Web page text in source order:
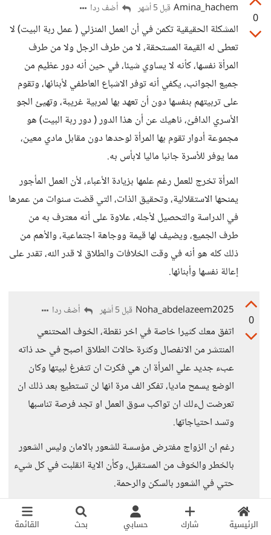
الرئيسية شارك حسابي بحث القائمة
0
Amina_hachem قبل 5 أشهر أضف ردا
المشكلة الحقيقية تكمن في أن العمل المنزلي ( عمل ربة البيت) لا
تعطى له القيمة المستحقة، لا من طرف الرجل ولا من طرف
المرأة نفسها، كأنه لا يساوي شيئا، في حين أنه دور عظيم من
جميع الجوانب، يكفي أنه توفر الاشباع العاطفي لأبنائها، وتقوم
على تربيتهم بنفسها دون أن تعهد بها لمربية غريبة، وتهيئ الجو
الأسري الدافئ، ناهيك عن أن هذا الدور ( دور ربة البيت) هو
مجموعة أدوار تقوم بها المرأة لوحدها دون مقابل مادي معين،
مما يوفر للأسرة جانبا ماليا لابأس به.
المرأة تخرج للعمل رغم علمها بزيادة الأعباء، لأن العمل المأجور
يمنحها الاستقلالية، وتحقيق الذات، التي قضت سنوات من عمرها
في الدراسة والتحصيل لأجله، علاوة على أنه معترف به من
طرف الجميع، ويضيف لها قيمة ووجاهة اجتماعية، والأهم من
ذلك كله هو أنه في وقت الخلافات والطلاق لا قدر الله، تقدر على
إعالة نفسها وأبنائها.
0
Noha_abdelazeem2025 قبل 5 أشهر أضف ردا
اتفق معك كثيرا خاصة في اخر نقطة، الخوف المحتنعي
المنتشر من الانفصال وكثرة حالات الطلاق اصبح في حد ذاته
عبء جديد علي المرأة ان هي فكرت ان تتفرغ لبيتها وكان
الوضع يسمح ماديا، تفكر الف مرة انها لن تستطيع بعد ذلك ان
تعرضت لءلك ان تواكب سوق العمل او تجد فرصة تناسبها
وتسد احتياجاتها.
رغم ان الزواج مفترض مؤسسة للشعور بالامان وليس الشعور
بالخطر والخوف من المستقبل، وكأن الاية انقلبت في كل شيء
حتي في الشعور بالسكن والرحمة.